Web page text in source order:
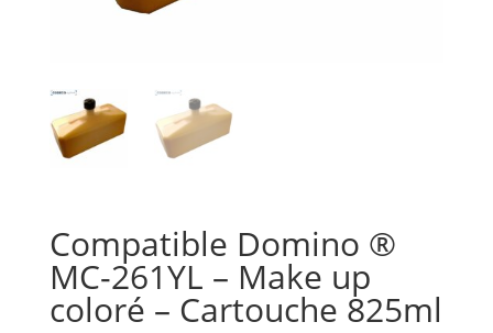
Compatible Domino ®
MC-261YL – Make up
coloré – Cartouche 825ml